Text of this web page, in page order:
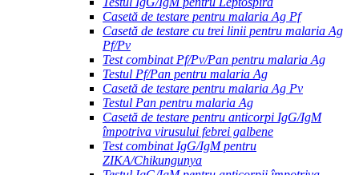
Casetă de testare pentru malaria Ag Pf
Casetă de testare cu trei linii pentru malaria Ag
Pf/Pv
Test combinat Pf/Pv/Pan pentru malaria Ag
Testul Pf/Pan pentru malaria Ag
Casetă de testare pentru malaria Ag Pv
Testul Pan pentru malaria Ag
Casetă de testare pentru anticorpi IgG/IgM
împotriva virusului febrei galbene
Test combinat IgG/IgM pentru
ZIKA/Chikungunya